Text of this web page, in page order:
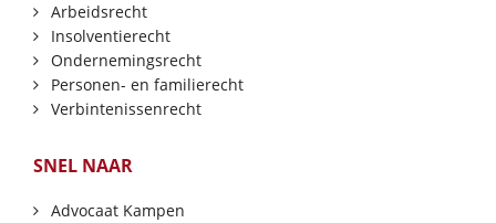
Arbeidsrecht
Insolventierecht
Ondernemingsrecht
Personen- en familierecht
Verbintenissenrecht
SNEL NAAR
Advocaat Kampen